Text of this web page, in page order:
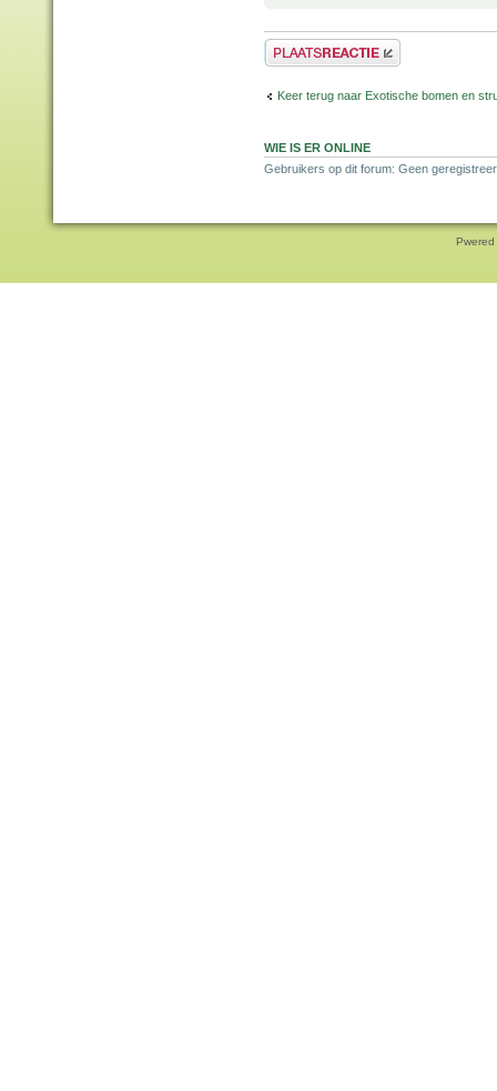
Plaats een reactie
Keer terug naar Exotische bomen en
WIE IS ER ONLINE
Gebruikers op dit forum: Geen